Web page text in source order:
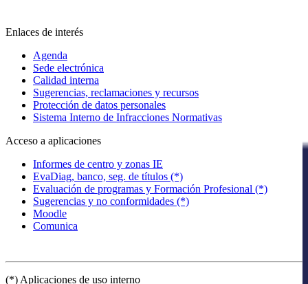
Enlaces de interés
Agenda
Sede electrónica
Calidad interna
Sugerencias, reclamaciones y recursos
Protección de datos personales
Sistema Interno de Infracciones Normativas
Acceso a aplicaciones
Informes de centro y zonas IE
EvaDiag, banco, seg. de títulos (*)
Evaluación de programas y Formación Profesional (*)
Sugerencias y no conformidades (*)
Moodle
Comunica
(*) Aplicaciones de uso interno